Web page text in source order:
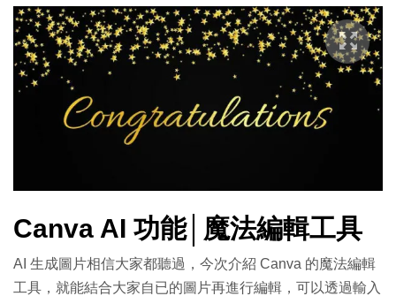
Canva AI 功能│魔法編輯工具
AI 生成圖片相信大家都聽過，今次介紹 Canva 的魔法編輯
工具，就能結合大家自已的圖片再進行編輯，可以透過輸入